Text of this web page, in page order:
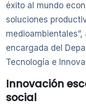
éxito al mundo
soluciones
encargada del
Tecnología e
Innovación
social